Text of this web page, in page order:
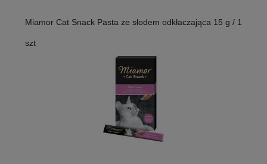
Miamor Cat Snack Pasta ze słodem odkłaczająca 15 g / 1
szt